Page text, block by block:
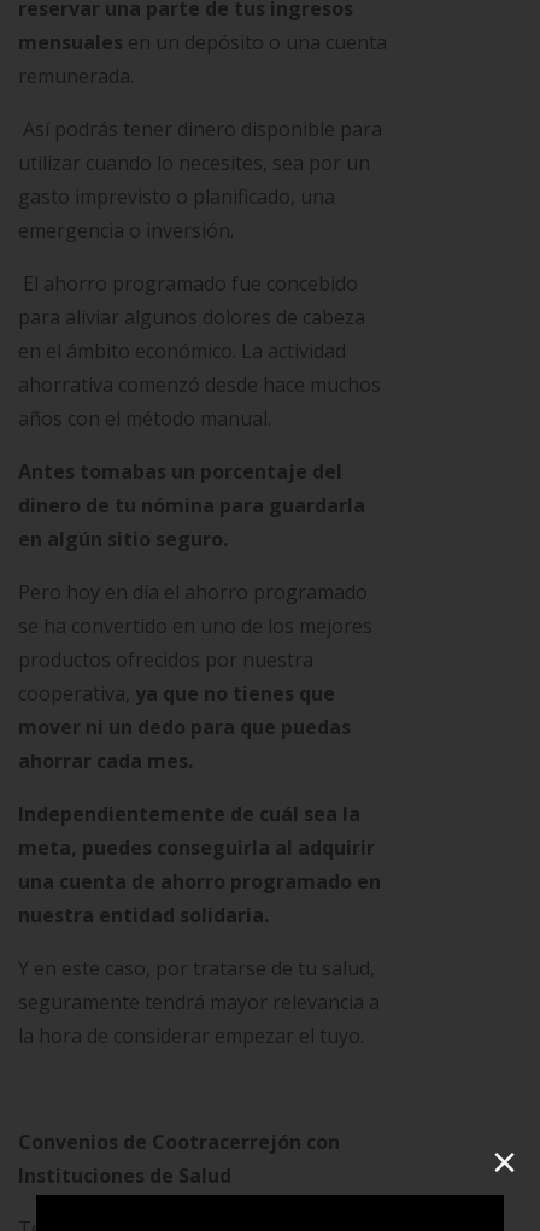
reservar una parte de tus ingresos
mensuales en un depósito o una cuenta
remunerada.
Así podrás tener dinero disponible para
utilizar cuando lo necesites, sea por un
gasto imprevisto o planificado, una
emergencia o inversión.
El ahorro programado fue concebido
para aliviar algunos dolores de cabeza
en el ámbito económico. La actividad
ahorrativa comenzó desde hace muchos
años con el método manual.
Antes tomabas un porcentaje del
dinero de tu nómina para guardarla
en algún sitio seguro.
Pero hoy en día el ahorro programado
se ha convertido en uno de los mejores
productos ofrecidos por nuestra
cooperativa, ya que no tienes que
mover ni un dedo para que puedas
ahorrar cada mes.
Independientemente de cuál sea la
meta, puedes conseguirla al adquirir
una cuenta de ahorro programado en
nuestra entidad solidaria.
Y en este caso, por tratarse de tu salud,
seguramente tendrá mayor relevancia a
la hora de considerar empezar el tuyo.
Convenios de Cootracerrejón con
Instituciones de Salud
×